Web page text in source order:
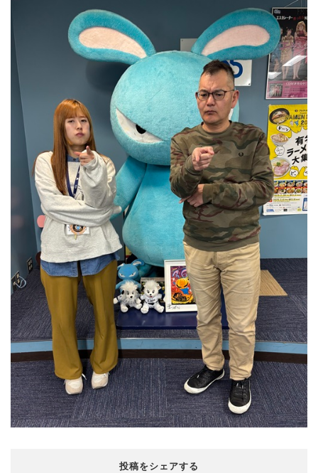
投稿をシェアする